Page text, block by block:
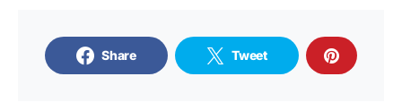
Share Tweet